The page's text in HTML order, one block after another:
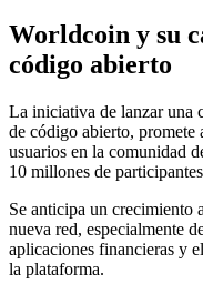
Worldcoin y su
código abierto
La iniciativa de lanzar una
de código abierto, promete
usuarios en la comunidad
10 millones de
Se anticipa un crecimiento
nueva red, especialmente
aplicaciones financieras y
la plataforma.